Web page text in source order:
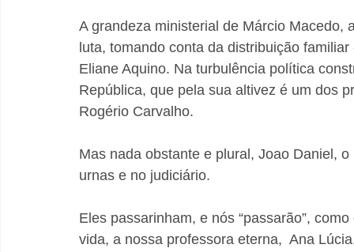
A grandeza ministerial de Márcio
luta, tomando conta da distribuição
Eliane Aquino. Na turbulência política
República, que pela sua altivez é um dos
Rogério Carvalho.
Mas nada obstante e plural, Joao Daniel,
urnas e no judiciário.
Eles passarinham, e nós “passarão”,
vida, a nossa professora eterna,  Ana